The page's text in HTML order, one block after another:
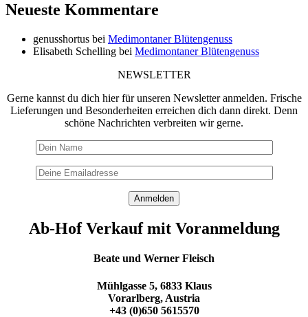
Neueste Kommentare
genusshortus bei Medimontaner Blütengenuss
Elisabeth Schelling bei Medimontaner Blütengenuss
NEWSLETTER
Gerne kannst du dich hier für unseren Newsletter anmelden. Frische
Lieferungen und Besonderheiten erreichen dich dann direkt. Denn
schöne Nachrichten verbreiten wir gerne.
Ab-Hof Verkauf mit Voranmeldung
Beate und Werner Fleisch
Mühlgasse 5, 6833 Klaus
Vorarlberg, Austria
+43 (0)650 5615570